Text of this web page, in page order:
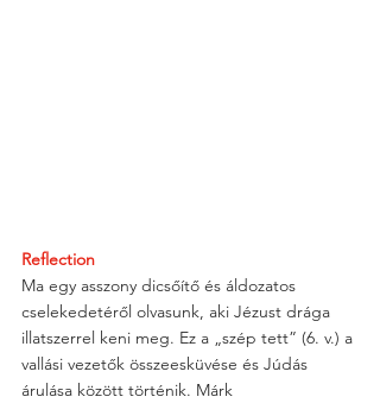
Reflection
Ma egy asszony dicsőítő és áldozatos
cselekedetéről olvasunk, aki Jézust drága
illatszerrel keni meg. Ez a „szép tett” (6. v.) a
vallási vezetők összeesküvése és Júdás
árulása között történik. Márk